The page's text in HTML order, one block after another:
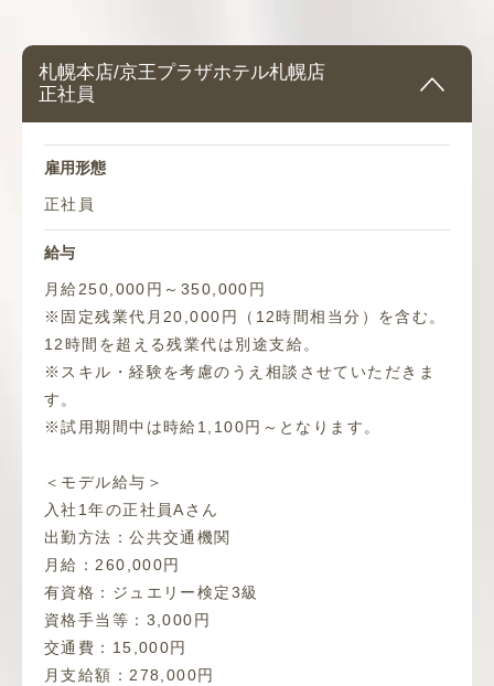
札幌本店/京王プラザホテル札幌店
正社員
雇用形態
正社員
給与
月給250,000円～350,000円
※固定残業代月20,000円（12時間相当分）を含む。
12時間を超える残業代は別途支給。
※スキル・経験を考慮のうえ相談させていただきま
す。
※試用期間中は時給1,100円～となります。
＜モデル給与＞
入社1年の正社員Aさん
出勤方法：公共交通機関
月給：260,000円
有資格：ジュエリー検定3級
資格手当等：3,000円
交通費：15,000円
月支給額：278,000円